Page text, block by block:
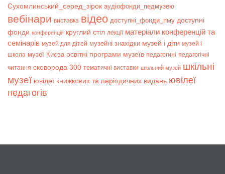
Сухомлинський_серед_зірок аудіофонди_педмузею
вебінари виставка відео доступні_фонди_пму доступні
фонди конференція круглий стіл лекції матеріали конференцій та
семінарів музей для дітей музейні знахідки музей і діти музей і
школа музеї Києва освітні програми музеїв педагогині педагогічні
читання сковорода 300 тематичні виставки шкільний музей шкільні
музеї ювілеї книжкових та періодичних видань ювілеї
педагогів